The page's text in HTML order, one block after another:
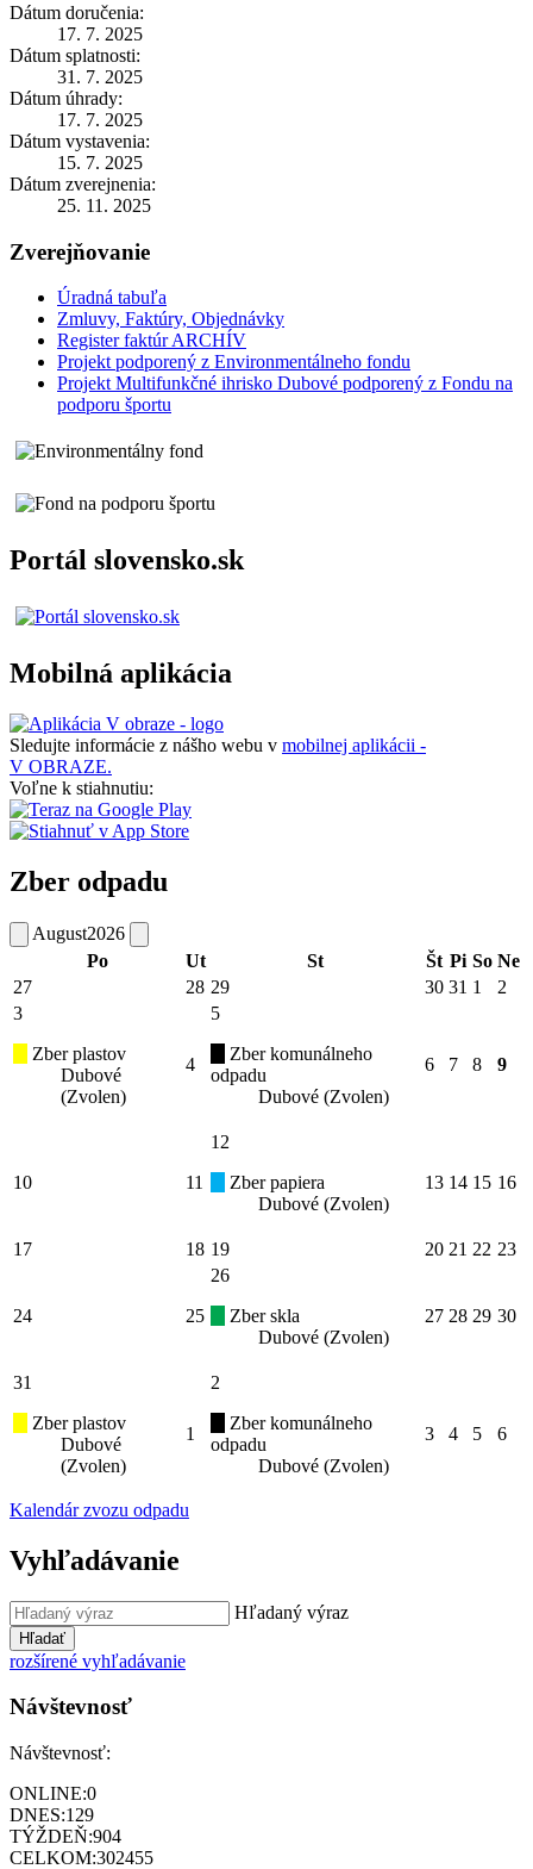
Dátum doručenia:
17. 7. 2025
Dátum splatnosti:
31. 7. 2025
Dátum úhrady:
17. 7. 2025
Dátum vystavenia:
15. 7. 2025
Dátum zverejnenia:
25. 11. 2025
Zverejňovanie
Úradná tabuľa
Zmluvy, Faktúry, Objednávky
Register faktúr ARCHÍV
Projekt podporený z Environmentálneho fondu
Projekt Multifunkčné ihrisko Dubové podporený z Fondu na
podporu športu
Portál slovensko.sk
Mobilná aplikácia
Sledujte informácie z nášho webu v mobilnej aplikácii -
V OBRAZE.
Voľne k stiahnutiu:
Zber odpadu
August2026
Po
Ut St Št Pi So Ne
27
28 29 30 31 1
2
3
Zber plastov
Dubové
(Zvolen)
4
5
Zber komunálneho
odpadu
Dubové (Zvolen)
6 7 8 9
10 11
12
Zber papiera
Dubové (Zvolen)
13 14 15 16
17 18 19 20 21 22 23
24 25
26
Zber skla
Dubové (Zvolen)
27 28 29 30
31
Zber plastov
Dubové
(Zvolen)
1
2
Zber komunálneho
odpadu
Dubové (Zvolen)
3 4 5 6
Kalendár zvozu odpadu
Vyhľadávanie
Hľadaný výraz
Hľadať
rozšírené vyhľadávanie
Návštevnosť
Návštevnosť:
ONLINE:0
DNES:129
TÝŽDEŇ:904
CELKOM:302455